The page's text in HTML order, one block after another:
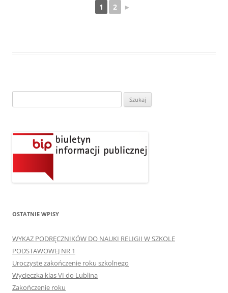
1 2 ►
OSTATNIE WPISY
WYKAZ PODRĘCZNIKÓW DO NAUKI RELIGII W SZKOLE
PODSTAWOWEJ NR 1
Uroczyste zakończenie roku szkolnego
Wycieczka klas VI do Lublina
Zakończenie roku